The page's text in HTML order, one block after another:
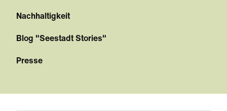
Nachhaltigkeit
Blog "Seestadt Stories"
Presse